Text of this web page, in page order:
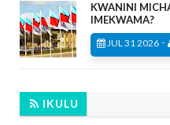
KWANINI
IMEKWAMA?
JUL 31 2026 -
IKULU